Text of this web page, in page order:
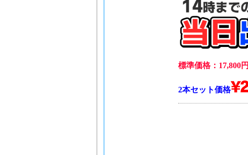
標準価格：17,800円
2本セット価格